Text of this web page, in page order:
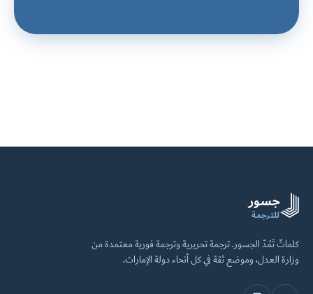
جسور
للترجمة
كلماتٌ تَمُدّ الجسور. ترجمة تحريرية وترجمة فورية معتمدة من
وزارة العدل، وموضع ثقة في كل أنحاء دولة الإمارات.